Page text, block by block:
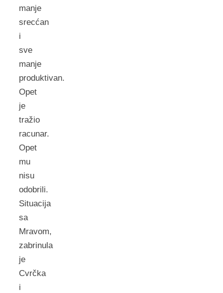
manje
srecćan
i
sve
manje
produktivan.
Opet
je
tražio
racunar.
Opet
mu
nisu
odobrili.
Situacija
sa
Mravom,
zabrinula
je
Cvrčka
i